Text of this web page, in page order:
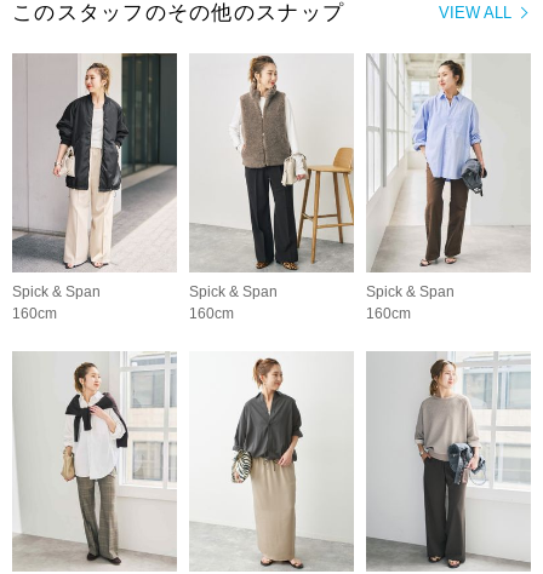
VIEW ALL
このスタッフのその他のスナップ
Spick & Span
160cm
Spick & Span
160cm
Spick & Span
160cm